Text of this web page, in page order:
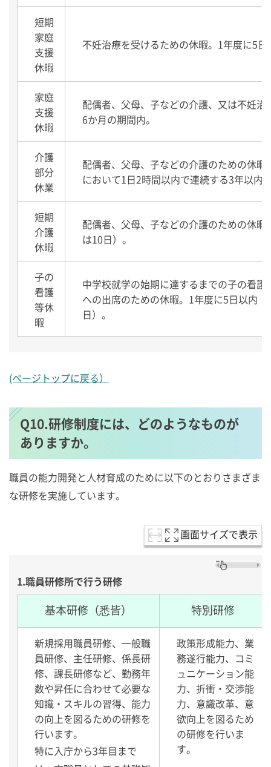
短期
家庭
支援
休暇
不妊治療を受けるための休暇。1年度に5日
家庭
支援
休暇
配偶者、父母、子などの介護、又は不妊
6か月の期間内。
介護
部分
休業
配偶者、父母、子などの介護のための休
において1日2時間以内で連続する3年以内
短期
介護
休暇
配偶者、父母、子などの介護のための休
は10日）。
子の
看護
等休
暇
中学校就学の始期に達するまでの子の看
への出席のための休暇。1年度に5日以内
日）。
(ページトップに戻る）
Q10.研修制度には、どのようなものが
ありますか。
職員の能力開発と人材育成のために以下のとおりさまざま
な研修を実施しています。
画面サイズで表示
1.職員研修所で行う研修
基本研修（悉皆） 特別研修
新規採用職員研修、一般職
員研修、主任研修、係長研
修、課長研修など、勤務年
数や昇任に合わせて必要な
知識・スキルの習得、能力
の向上を図るための研修を
行います。
特に入庁から3年目まで
政策形成能力、業
務遂行能力、コミ
ュニケーション能
力、折衝・交渉能
力、意識改革、意
欲向上を図るため
の研修を行いま
す。